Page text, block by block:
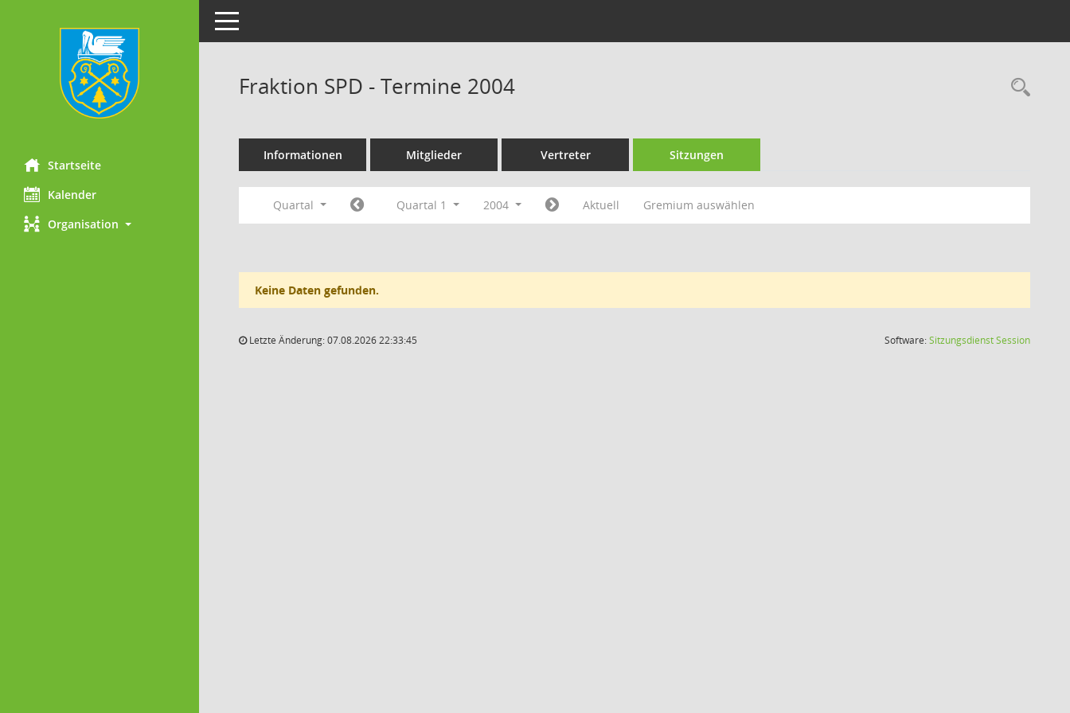
Startseite
Kalender
Organisation
Toggle navigation
Fraktion SPD - Termine 2004
Informationen Mitglieder Vertreter Sitzungen
Quartal Quartal 1 2004 Aktuell Gremium auswählen
Keine Daten gefunden.
Letzte Änderung: 07.08.2026 22:33:45 Software:SitzungsdienstSession(Wird in